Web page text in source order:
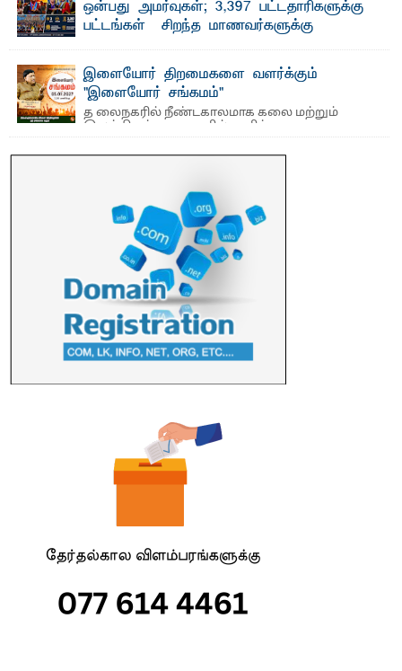
ஒன்பது அமர்வுகள்; 3,397 பட்டதாரிகளுக்கு
பட்டங்கள் – சிறந்த மாணவர்களுக்கு
மற்றும் சிறப்புப் பரிசுகள்
எம்.வை. அமீர்- ஒ லுவிலில் அமைந்துள்ள தென்கிழக்குப்
பல்கலைக்கழகத்தின் 18ஆவது பொதுப் பட்டமளிப்பு விழா ...
இளையோர் திறமைகளை வளர்க்கும்
"இளையோர் சங்கமம்"
த லைநகரில் நீண்டகாலமாக கலை மற்றும்
இலக்கியத் துறைகளில் தனித்துவமான
பணிகளை முன்னெடுத்து வரும் புதிய ...